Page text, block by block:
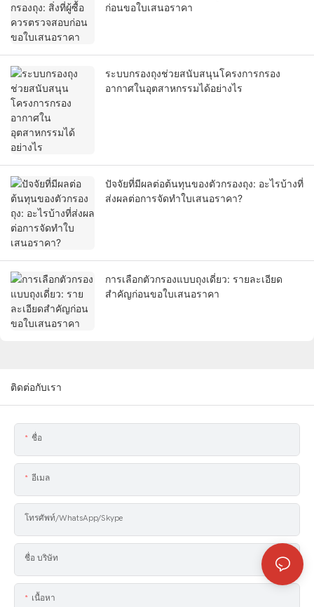
ก่อนขอใบเสนอราคา
ระบบกรองถุงช่วยสนับสนุนโครงการกรอง
อากาศในอุตสาหกรรมได้อย่างไร
ปัจจัยที่มีผลต่อต้นทุนของตัวกรองถุง: อะไรบ้างที่
ส่งผลต่อการจัดทำใบเสนอราคา?
การเลือกตัวกรองแบบถุงเดี่ยว: รายละเอียด
สำคัญก่อนขอใบเสนอราคา
ติดต่อกับเรา
ชื่อ
อีเมล
โทรศัพท์/WhatsApp/Skype
ชื่อ บริษัท
เนื้อหา